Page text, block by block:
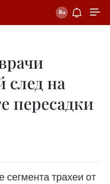
след на
пересадки
трахеи от